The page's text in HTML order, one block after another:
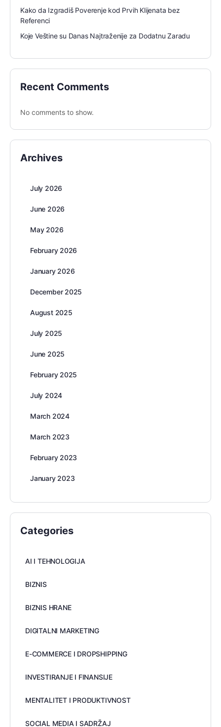
Kako da Izgradiš Poverenje kod Prvih Klijenata bez
Referenci
Koje Veštine su Danas Najtraženije za Dodatnu Zaradu
Recent Comments
No comments to show.
Archives
July 2026
June 2026
May 2026
February 2026
January 2026
December 2025
August 2025
July 2025
June 2025
February 2025
July 2024
March 2024
March 2023
February 2023
January 2023
Categories
AI I TEHNOLOGIJA
BIZNIS
BIZNIS HRANE
DIGITALNI MARKETING
E-COMMERCE I DROPSHIPPING
INVESTIRANJE I FINANSIJE
MENTALITET I PRODUKTIVNOST
SOCIAL MEDIA I SADRŽAJ